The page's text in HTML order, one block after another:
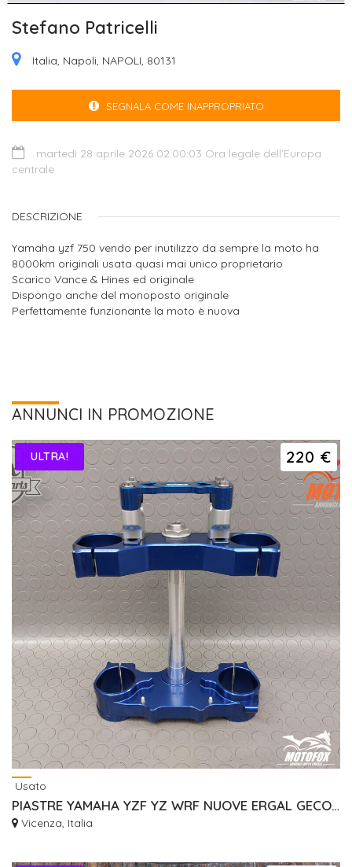
Stefano Patricelli
Italia, Napoli, NAPOLI, 80131
SEGNALA COME INAPPROPRIATO
martedì 28 aprile 2026 02:00:03 Ora legale dell’Europa
centrale
DESCRIZIONE
Yamaha yzf 750 vendo per inutilizzo da sempre la moto ha
8000km originali usata quasi mai unico proprietario
Scarico Vance & Hines ed originale
Dispongo anche del monoposto originale
Perfettamente funzionante la moto è nuova
ANNUNCI IN PROMOZIONE
220 €
ULTRA!
Usato
PIASTRE YAMAHA YZF YZ WRF NUOVE ERGAL GECO RISER
Vicenza, Italia